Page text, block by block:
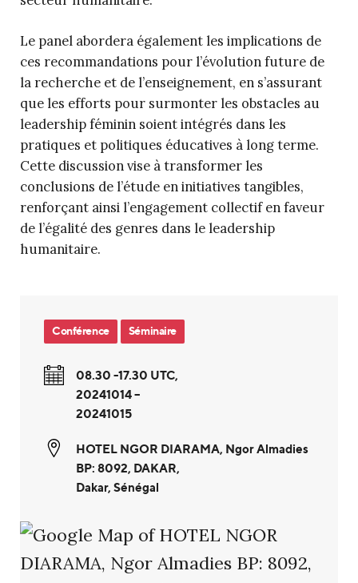
Le panel abordera également les implications de
ces recommandations pour l’évolution future de
la recherche et de l’enseignement, en s’assurant
que les efforts pour surmonter les obstacles au
leadership féminin soient intégrés dans les
pratiques et politiques éducatives à long terme.
Cette discussion vise à transformer les
conclusions de l’étude en initiatives tangibles,
renforçant ainsi l’engagement collectif en faveur
de l’égalité des genres dans le leadership
humanitaire.
Conférence Séminaire
08.30 -17.30 UTC,
20241014 –
20241015
HOTEL NGOR DIARAMA, Ngor Almadies
BP: 8092, DAKAR,
Dakar, Sénégal